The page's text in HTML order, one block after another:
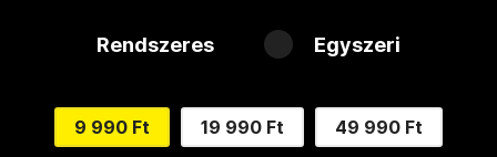
Rendszeres Egyszeri
9 990 Ft 19 990 Ft 49 990 Ft